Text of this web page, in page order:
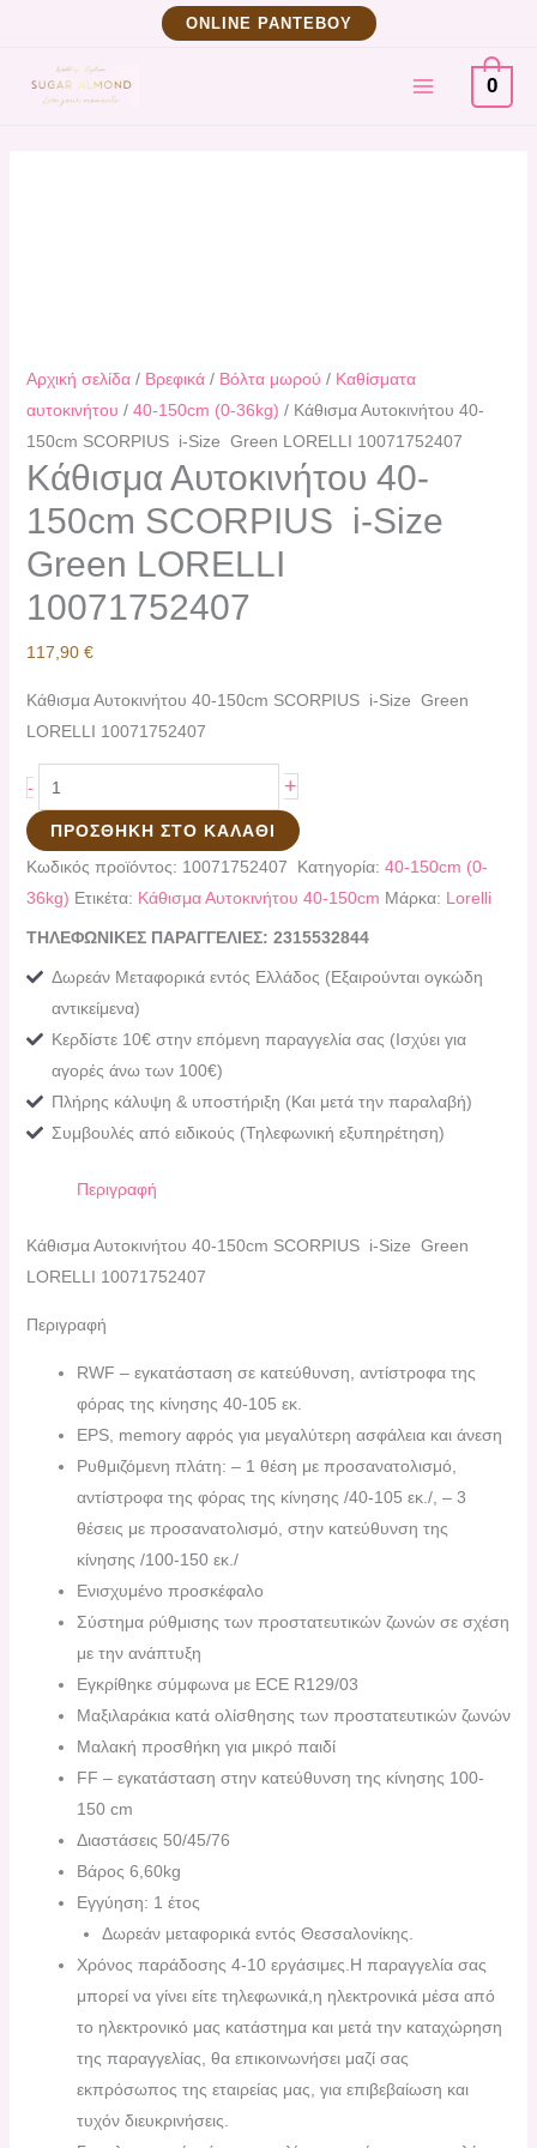
περιεχόμενο
ΟNLINE ΡΑΝΤΕΒΟΥ
MAIN
MENU
0
Αρχική σελίδα/ Βρεφικά/ Βόλτα μωρού / Καθίσματα
αυτοκινήτου / 40-150cm (0-36kg) / Kάθισμα Αυτοκινήτου 40-
150cm SCORPIUS i-Size Green LORELLI 10071752407
Kάθισμα Αυτοκινήτου 40-
150cm SCORPIUS i-Size
Green LORELLI
10071752407
117,90 €
Kάθισμα Αυτοκινήτου 40-150cm SCORPIUS i-Size Green
LORELLI 10071752407
-
40-
150cm
+
ΠΡΟΣΘΉΚΗ ΣΤΟ ΚΑΛΆΘΙ
Κωδικός προϊόντος: 10071752407 Κατηγορία: 40-150cm (0-
36kg) Ετικέτα: Kάθισμα Αυτοκινήτου 40-150cm Μάρκα: Lorelli
ΤΗΛΕΦΩΝΙΚΕΣ ΠΑΡΑΓΓΕΛΙΕΣ: 2315532844
Δωρεάν Μεταφορικά εντός Ελλάδος (Εξαιρούνται ογκώδη
αντικείμενα)
Κερδίστε 10€ στην επόμενη παραγγελία σας (Ισχύει για
αγορές άνω των 100€)
Πλήρης κάλυψη & υποστήριξη (Και μετά την παραλαβή)
Συμβουλές από ειδικούς (Τηλεφωνική εξυπηρέτηση)
Περιγραφή
Kάθισμα Αυτοκινήτου 40-150cm SCORPIUS i-Size Green
LORELLI 10071752407
Περιγραφή
RWF – εγκατάσταση σε κατεύθυνση, αντίστροφα της
φόρας της κίνησης 40-105 εκ.
EPS, memory αφρός για μεγαλύτερη ασφάλεια και άνεση
Ρυθμιζόμενη πλάτη: – 1 θέση με προσανατολισμό,
αντίστροφα της φόρας της κίνησης /40-105 εκ./, – 3
θέσεις με προσανατολισμό, στην κατεύθυνση της
κίνησης /100-150 εκ./
Ενισχυμένο προσκέφαλο
Σύστημα ρύθμισης των προστατευτικών ζωνών σε σχέση
με την ανάπτυξη
Εγκρίθηκε σύμφωνα με ECE R129/03
Μαξιλαράκια κατά ολίσθησης των προστατευτικών ζωνών
Μαλακή προσθήκη για μικρό παιδί
FF – εγκατάσταση στην κατεύθυνση της κίνησης 100-
150 cm
Διαστάσεις 50/45/76
Βάρος 6,60kg
Εγγύηση: 1 έτος
Δωρεάν μεταφορικά εντός Θεσσαλονίκης.
Χρόνος παράδοσης 4-10 εργάσιμες.H παραγγελία σας
μπορεί να γίνει είτε τηλεφωνικά,η ηλεκτρονικά μέσα από
το ηλεκτρονικό μας κατάστημα και μετά την καταχώρηση
της παραγγελίας, θα επικοινωνήσει μαζί σας
εκπρόσωπος της εταιρείας μας, για επιβεβαίωση και
τυχόν διευκρινήσεις.